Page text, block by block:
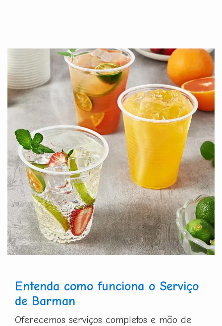
Entenda como funciona o Serviço
de Barman
Oferecemos serviços completos e mão de